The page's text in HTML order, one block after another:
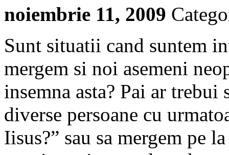
noiembrie 11, 2009
Sunt situatii cand suntem
mergem si noi asemeni
insemna asta? Pai ar
diverse persoane cu
Iisus?” sau sa mergem pe